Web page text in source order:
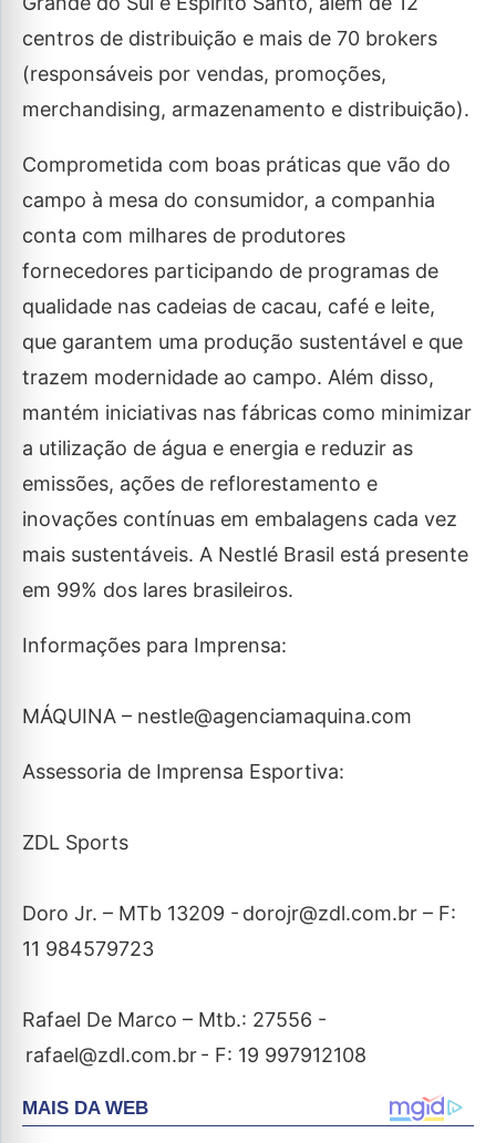
centros de distribuição e mais de 70 brokers
(responsáveis por vendas, promoções,
merchandising, armazenamento e distribuição).
Comprometida com boas práticas que vão do
campo à mesa do consumidor, a companhia
conta com milhares de produtores
fornecedores participando de programas de
qualidade nas cadeias de cacau, café e leite,
que garantem uma produção sustentável e que
trazem modernidade ao campo. Além disso,
mantém iniciativas nas fábricas como minimizar
a utilização de água e energia e reduzir as
emissões, ações de reflorestamento e
inovações contínuas em embalagens cada vez
mais sustentáveis. A Nestlé Brasil está presente
em 99% dos lares brasileiros.
Informações para Imprensa:
MÁQUINA – nestle@agenciamaquina.com
Assessoria de Imprensa Esportiva:
ZDL Sports
Doro Jr. – MTb 13209 - dorojr@zdl.com.br – F:
11 984579723
Rafael De Marco – Mtb.: 27556 -
rafael@zdl.com.br - F: 19 997912108